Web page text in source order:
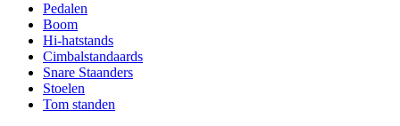
Pedalen
Boom
Hi-hatstands
Cimbalstandaards
Snare Staanders
Stoelen
Tom standen